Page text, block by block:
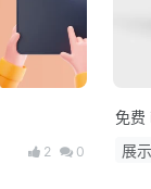
2 0
免费
展